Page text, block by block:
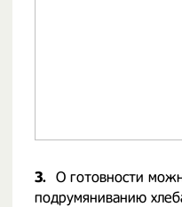
3. О готовности
подрумяниванию